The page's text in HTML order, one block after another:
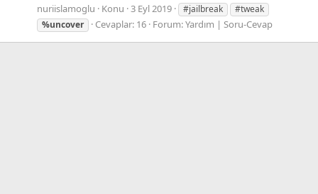
nuriislamoglu Konu 3 Eyl 2019 #jailbreak
#tweak
%uncover
Cevaplar: 16 Forum:Yardım | Soru-Cevap